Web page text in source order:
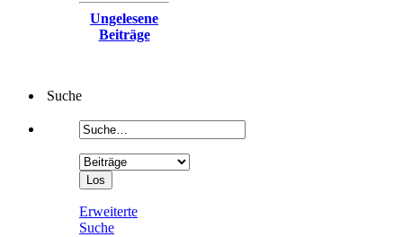
Ungelesene
Beiträge
Suche
Erweiterte
Suche